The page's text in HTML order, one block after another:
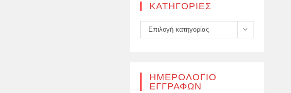
KΑΤΗΓΟΡΊΕΣ
Kατηγορίες
Επιλογή κατηγορίας
ΗΜΕΡΟΛΌΓΙΟ
ΕΓΓΡΑΦΏΝ